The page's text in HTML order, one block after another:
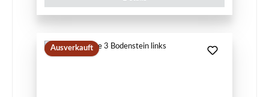
Ausverkauft